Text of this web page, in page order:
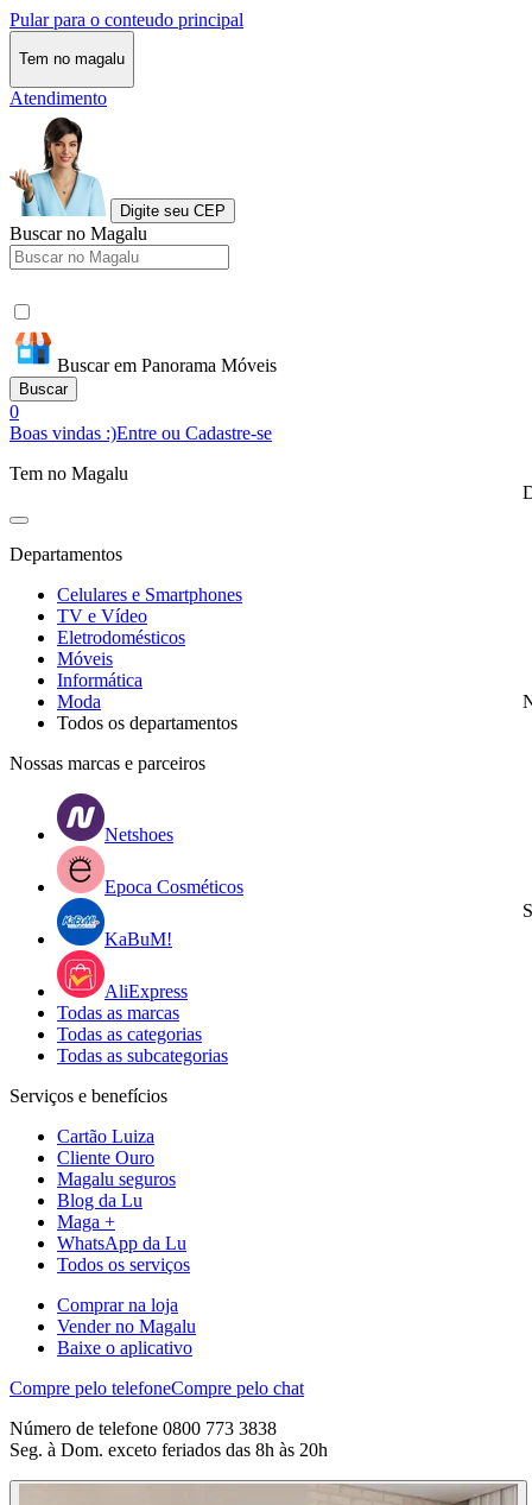
Pular para o conteudo principal
Tem no magalu
Atendimento
Digite seu CEP
Buscar no Magalu
Buscar em Panorama Móveis
Buscar
0
Boas vindas :)Entre ou Cadastre-se
Tem no Magalu
Departamentos
Celulares e Smartphones
TV e Vídeo
Eletrodomésticos
Móveis
Informática
Moda
Todos os departamentos
Nossas marcas e parceiros
Netshoes
Epoca Cosméticos
KaBuM!
AliExpress
Todas as marcas
Todas as categorias
Todas as subcategorias
Serviços e benefícios
Cartão Luiza
Cliente Ouro
Magalu seguros
Blog da Lu
Maga +
WhatsApp da Lu
Todos os serviços
Comprar na loja
Vender no Magalu
Baixe o aplicativo
Compre pelo telefoneCompre pelo chat
Número de telefone 0800 773 3838
Seg. à Dom. exceto feriados das 8h às 20h